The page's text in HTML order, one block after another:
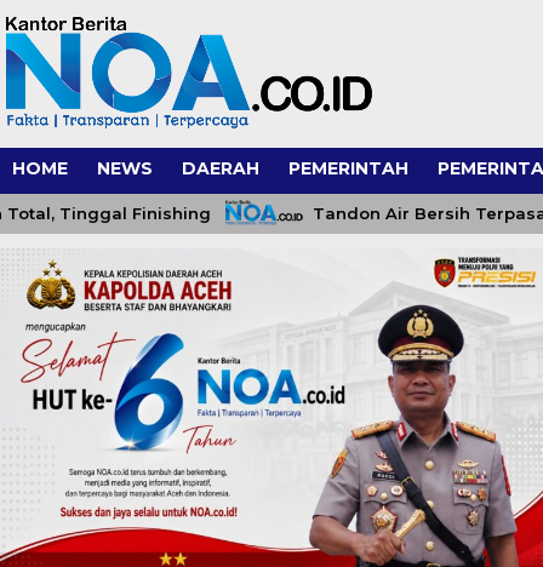
HOME NEWS DAERAH PEMERINTAH
Tinggal Finishing Tandon Air Bersih Terpasang,